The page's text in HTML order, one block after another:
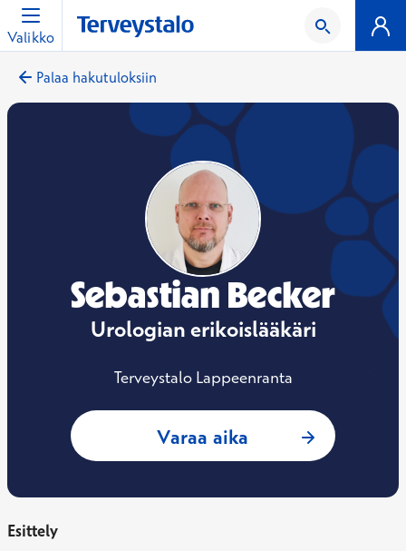
Valikko
Palaa hakutuloksiin
Sebastian Becker
Urologian erikoislääkäri
Terveystalo Lappeenranta
Varaa aika : Sebastian
Esittely